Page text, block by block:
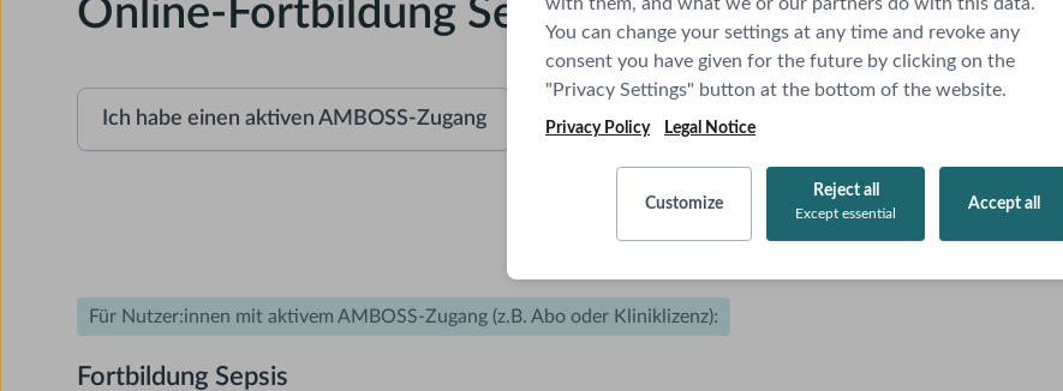
You can change your settings at any time and revoke any
consent you have given for the future by clicking on the
"Privacy Settings" button at the bottom of the website.
Privacy Policy Legal Notice
Customize
Reject all
Except essential
Accept all
Online-Fortbildung Sepsis
Ich habe einen aktiven AMBOSS-Zugang Ich habe KEINEN aktiven Zugang
Für Nutzer:innen mit aktivem AMBOSS-Zugang (z.B. Abo oder Kliniklizenz):
Fortbildung Sepsis